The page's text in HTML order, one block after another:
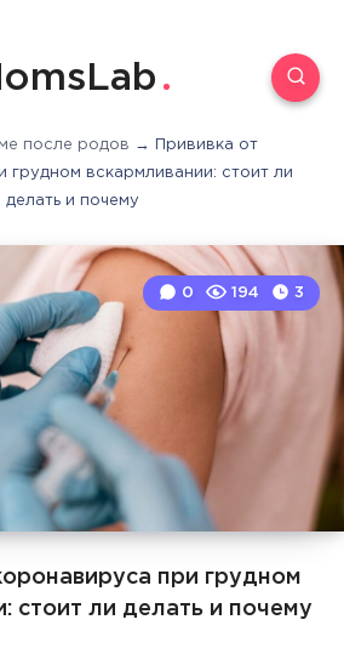
после родов → Прививка от
грудном вскармливании: стоит ли
делать и почему
при грудном
стоит ли делать и почему
0 194 3